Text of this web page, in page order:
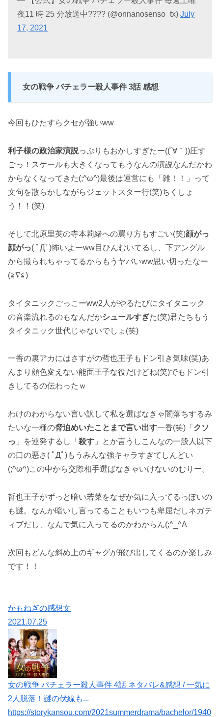
夜11 時 25 分放送中???? (@onnanosenso_tx)July
17, 2021
女の戦争 バチェラー殺人事件 3話 感想
今回もひたすらクセが強いww
利子様の政治家演説っぷりもおかしすぎたー((´∀｀))圧す
ごっ！スケールも大きくなってもうなんの演説なんだかわ
からなくなってきた(;^ω^)最後は運営にも「雑！！」って
文句を散らかしながらジェットスター行(笑)ちくしょ
う！！(笑)
そして北原里英の寺本莉緒への罵り方もすごい(笑)顔がっ
顔がっ( ﾟДﾟ)怖いよーww目ひんむいてるし、下アングル
から撮られちゃってるからもうヤバいww思い切ったなー
(≧∇≦)
タイタニックごっこーww2人がやるたびにタイタニック
の音楽流れるのもなんだかシュールすぎた(笑)君たちもう
タイタニック世代じゃないでしょ(笑)
一香の裏アカにはさすがの哲也王子もドン引き気味(笑)あ
んまり顔色変えない能面王子な役だけどね(笑)でもドン引
きしてるの伝わったｗ
わけのわからない言い訳して私を選ばなきゃ闇落ちするみ
たいな一種の脅迫めいたことまで言い出す一香(笑)「 クソ
っ 」を連発するし「 殺す 」とか言うしこんなの一般人以下
の口の悪さ( ﾟДﾟ)もうみんな強キャラすぎてしんどい
(;^ω^)この中から交際相手選ばなきゃいけないのむりー。
哲也王子がずっと暗い若菜をなぜか気に入ってるっぽいの
も謎。なんか暗いし言ってることもいつも卑屈だしネガテ
ィブだし、なんで気に入ってるのかわからん(;^_^A
次回もどんな斜め上のギャグが飛び出してくるのか楽しみ
です！！
かもねぎの感想文
2021.07.25
女の戦争 バチェラー殺人事件 4話 ネタバレ&感想 / 一気に
2人脱落！謎の伏線も...
https://storykansou.com/2021summerdrama/bachelor/1940